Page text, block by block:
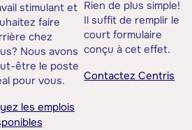
stimulant et
faire
chez
Nous avons
être le poste
pour vous.
les emplois
Rien de plus simple!
Il suffit de remplir le
court formulaire
conçu à cet effet.
Contactez Centris